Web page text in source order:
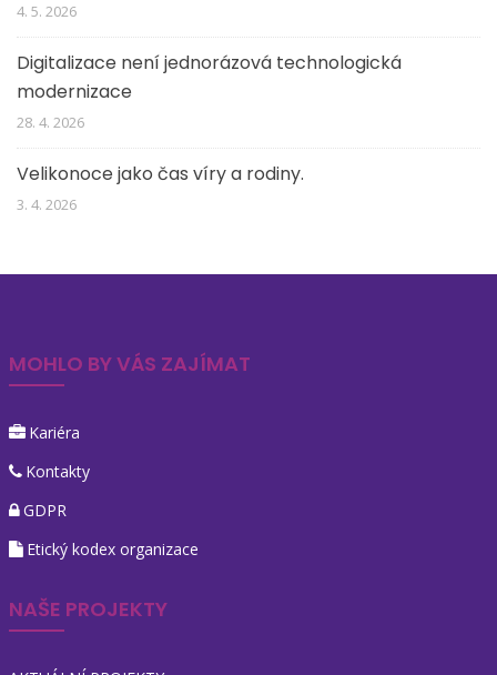
4. 5. 2026
Digitalizace není jednorázová technologická
modernizace
28. 4. 2026
Velikonoce jako čas víry a rodiny.
3. 4. 2026
MOHLO BY VÁS ZAJÍMAT
Kariéra
Kontakty
GDPR
Etický kodex organizace
NAŠE PROJEKTY